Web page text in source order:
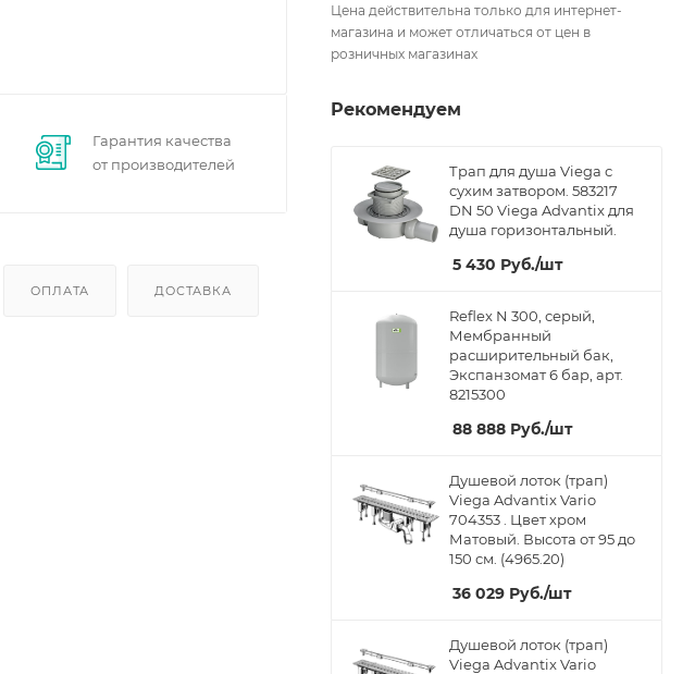
Гарантия качества
от производителей
ОПЛАТА ДОСТАВКА
Цена действительна только для интернет-
магазина и может отличаться от цен в
розничных магазинах
Рекомендуем
Трап для душа Viega с
сухим затвором. 583217
DN 50 Viega Advantix для
душа горизонтальный.
5 430 Руб./шт
Reflex N 300, серый,
Мембранный
расширительный бак,
Экспанзомат 6 бар, арт.
8215300
88 888 Руб./шт
Душевой лоток (трап)
Viega Advantix Vario
704353 . Цвет хром
Матовый. Высота от 95 до
150 см. (4965.20)
36 029 Руб./шт
Душевой лоток (трап)
Viega Advantix Vario